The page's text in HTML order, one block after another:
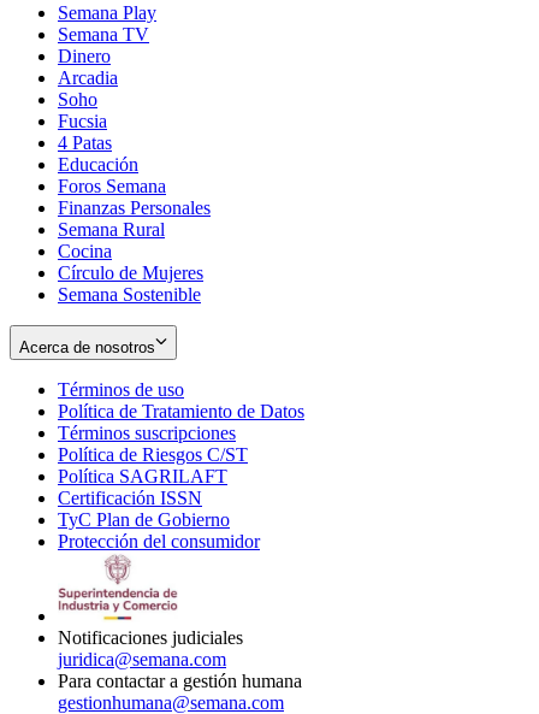
Semana Play
Semana TV
Dinero
Arcadia
Soho
in
new
window
Fucsia
in
new
window
4 Patas
Educación
Foros Semana
Finanzas Personales
Semana Rural
Cocina
Círculo de Mujeres
Semana Sostenible
Acerca de nosotros
Términos de uso
in
new
window
Política de Tratamiento de Datos
Términos suscripciones
in
Política de Riesgos C/ST
Política SAGRILAFT
new
window
Certificación ISSN
in
new
TyC Plan de Gobierno
in
Protección del consumidorOpens
Notificaciones judiciales
juridica@semana.com
Para contactar a gestión humana
gestionhumana@semana.com